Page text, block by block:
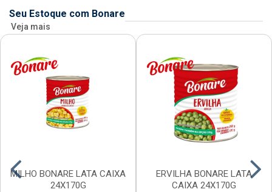
Seu Estoque com Bonare
Veja mais
MILHO BONARE LATA CAIXA
24X170G
ERVILHA BONARE LATA
CAIXA 24X170G